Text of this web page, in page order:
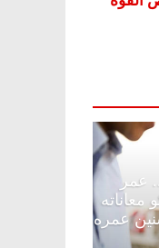
ناس وناس
مائدة الإفطار.. عمر
الهندسة يشكو
أحلى سنين